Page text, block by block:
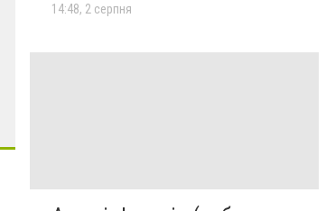
14:48, 2 серпня